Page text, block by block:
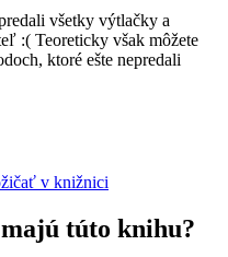
všetky výtlačky a
:( Teoreticky však môžete
ktoré ešte nepredali
v knižnici
túto knihu?